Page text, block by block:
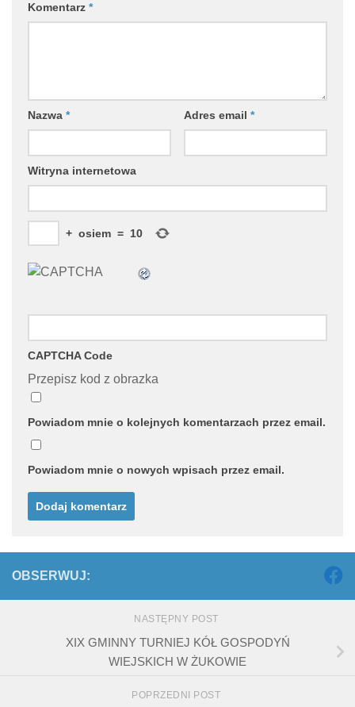
Komentarz *
Nazwa * Adres email *
Witryna internetowa
+ osiem = 10
CAPTCHA Code
Przepisz kod z obrazka
Powiadom mnie o kolejnych komentarzach przez email.
Powiadom mnie o nowych wpisach przez email.
OBSERWUJ:
NASTĘPNY POST
XIX GMINNY TURNIEJ KÓŁ GOSPODYŃ
WIEJSKICH W ŻUKOWIE
POPRZEDNI POST